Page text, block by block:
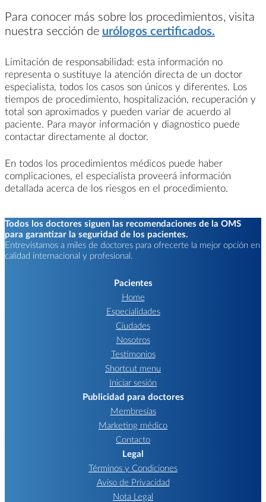
Para conocer más sobre los procedimientos, visita
nuestra sección de urólogos certificados.
Limitación de responsabilidad: esta información no
representa o sustituye la atención directa de un doctor
especialista, todos los casos son únicos y diferentes. Los
tiempos de procedimiento, hospitalización, recuperación y
total son aproximados y pueden variar de acuerdo al
paciente. Para mayor información y diagnostico puede
contactar directamente al doctor.
En todos los procedimientos médicos puede haber
complicaciones, el especialista proveerá información
detallada acerca de los riesgos en el procedimiento.
Todos los doctores siguen las recomendaciones de la OMS
para garantizar la seguridad de los pacientes.
Entrevistamos a miles de doctores para ofrecerte la mejor opción en
calidad internacional y profesional.
Pacientes
Home
Especialidades
Ciudades
Nosotros
Testimonios
Shortcut menu
Iniciar sesión
Publicidad para doctores
Membresías
Marketing médico
Contacto
Legal
Términos y Condiciones
Aviso de Privacidad
Nota Legal